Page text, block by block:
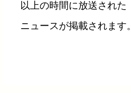
以上の時間に放送された
ニュースが掲載されます。